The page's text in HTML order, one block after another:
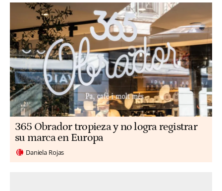
365 Obrador tropieza y no logra registrar
su marca en Europa
Daniela Rojas